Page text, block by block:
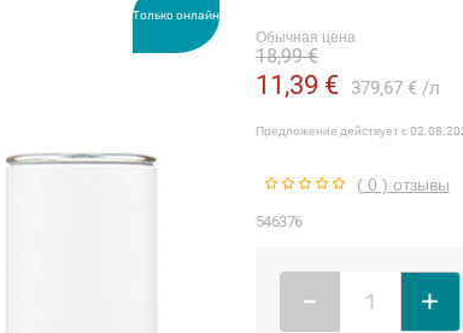
Только онлайн
Обычная цена
11,39 € 379,67 € л
18,99 €
Предложение действует с
( 0 ) отзывы
546376
– +